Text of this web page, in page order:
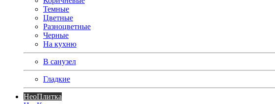
Темные
Цветные
Разноцветные
Черные
На кухню
В санузел
Гладкие
НеоПлитка